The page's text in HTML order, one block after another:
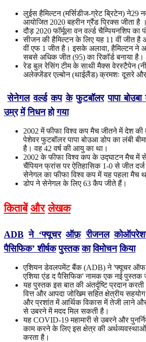
लुईस हैमिल्टन (मर्सिडीज-ग्रेट ब्रिटेन) ने29
आयोजित 2020 बहरीन ग्रैंड प्रिक्स जीता है ।
दौड़ 2020 फॉर्मूला वन वर्ल्ड चैम्पियनशिप का
सीजन की हैमिल्टन के लिए यह 11 वीं जीत
वीं एफ 1 जीत है। इसके अलावा, हैमिल्टन ने
सबसे अधिक जीत (95) का रिकॉर्ड बनाया है।
रेड बुल रेसिंग टीम के साथी मैक्स वेरस्टैपेन
अलेक्जेंडर एल्बोन (थाईलैंड) क्रमशः दूसरे और
सेनेगल वर्ल्ड कप के फुटबॉलर पापा बोउबा
उम्र में निधन हो गया
2002 में फीफा विश्व कप मैच जीतने में देश
पेशेवर फुटबॉलर पापा बोउआ डोप का लंबी
है। वह 42 वर्ष की आयु का था।
2002 के फीफा विश्व कप के उद्घाटन मैच में
चैंपियन फ्रांस पर ऐतिहासिक 1-0 से जीत
सेनेगल का फीफा विश्व कप में यह पहला मैच
डोप ने सेनेगल के लिए 63 कैप जीते हैं।
किताबें और लेखक
ADB ने‘फ्यूचर ऑफ़ रीजनल
पैसिफिक’शीर्षक पुस्तक का विमोचन किया
एशियन डेवलपमेंट बैंक (ADB) ने 'फ्यूचर
एशिया एंड द पैसिफिक' नामक एक नई पुस्तक
यह पुस्तक इस बात की अंतर्दृष्टि प्रदान करती
वित्त और आपदा जोखिम सहित क्षेत्रीय सहयोग
और प्रशांत में आर्थिक विकास में तेजी लाने
से उबरने में मदद मिल सकती है।
यह COVID-19 महामारी से उबरने और
काम करने के लिए इस क्षेत्र की
करता है।